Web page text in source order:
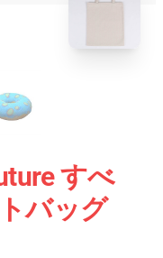
すべ
バッグ